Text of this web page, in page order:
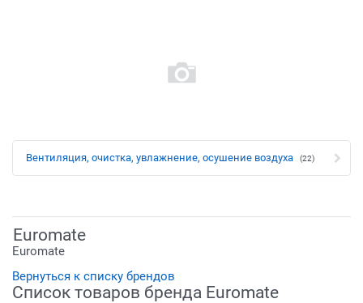
Вентиляция, очистка, увлажнение, осушение воздуха (22)
Euromate
Euromate
Вернуться к списку брендов
Список товаров бренда Euromate